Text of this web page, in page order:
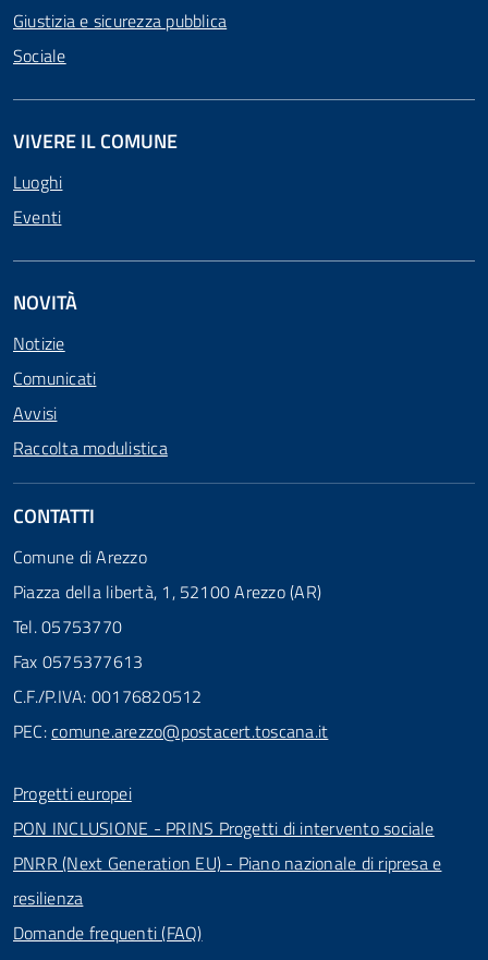
Giustizia e sicurezza pubblica
Sociale
VIVERE IL COMUNE
Luoghi
Eventi
NOVITÀ
Notizie
Comunicati
Avvisi
Raccolta modulistica
CONTATTI
Comune di Arezzo
Piazza della libertà, 1, 52100 Arezzo (AR)
Tel. 05753770
Fax 0575377613
C.F./P.IVA: 00176820512
PEC:comune.arezzo@postacert.toscana.it
Progetti europei
PON INCLUSIONE - PRINS Progetti di intervento sociale
PNRR (Next Generation EU) - Piano nazionale di ripresa e
resilienza
Domande frequenti (FAQ)